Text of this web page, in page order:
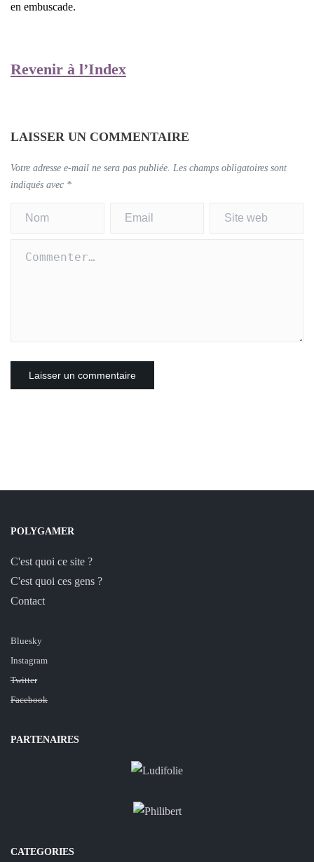
en embuscade.
Revenir à l’Index
LAISSER UN COMMENTAIRE
Votre adresse e-mail ne sera pas publiée. Les champs obligatoires sont
indiqués avec *
POLYGAMER
C'est quoi ce site ?
C'est quoi ces gens ?
Contact
Bluesky
Instagram
Twitter
Facebook
PARTENAIRES
CATEGORIES